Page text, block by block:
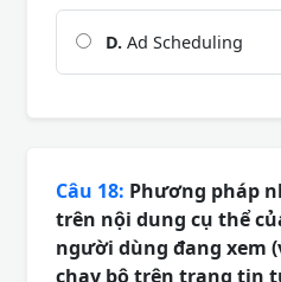
D. Ad Scheduling
Câu 18: Phương pháp
trên nội dung cụ thể
người dùng đang xem
chạy bộ trên trang tin